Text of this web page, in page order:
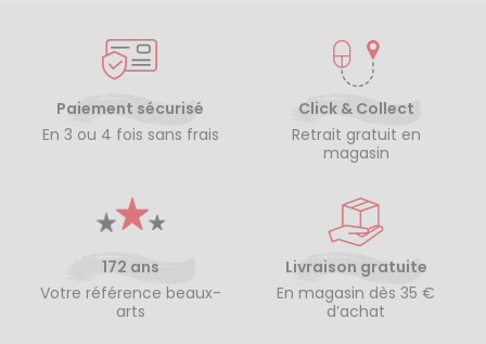
Paiement sécurisé
En 3 ou 4 fois sans frais
Click & Collect
Retrait gratuit en
magasin
172 ans
Votre référence beaux-
arts
Livraison gratuite
En magasin dès 35 €
d’achat